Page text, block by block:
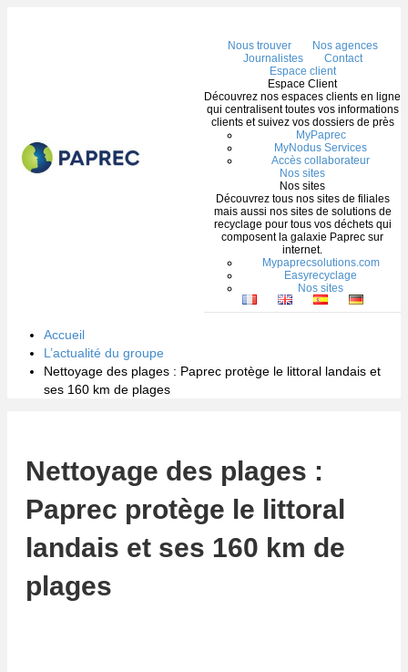
Nous trouver
Nos agences
Journalistes
Contact
Espace client
Espace Client
Découvrez nos espaces clients en ligne
qui centralisent toutes vos informations
clients et suivez vos dossiers de près
MyPaprec
MyNodus Services
Accès collaborateur
Nos sites
Nos sites
Découvrez tous nos sites de filiales
mais aussi nos sites de solutions de
recyclage pour tous vos déchets qui
composent la galaxie Paprec sur
internet.
Mypaprecsolutions.com
Easyrecyclage
Nos sites
Accueil
L’actualité du groupe
Nettoyage des plages : Paprec protège le littoral landais et
ses 160 km de plages
Nettoyage des plages :
Paprec protège le littoral
landais et ses 160 km de
plages